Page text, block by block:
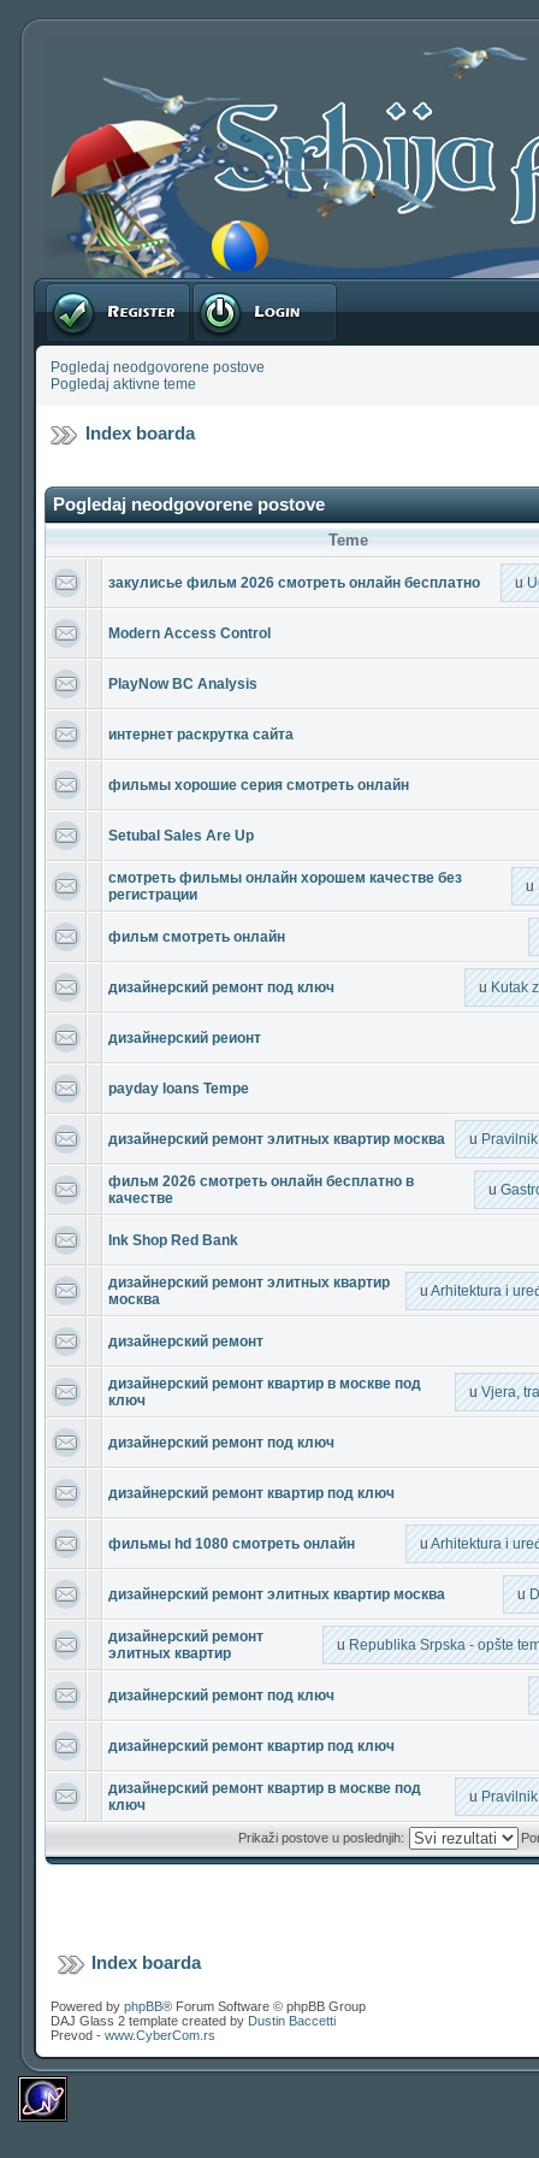
Registruj se Prijavite se
Pogledaj neodgovorene postove
Pogledaj aktivne teme
Index boarda
Pogledaj neodgovorene postove
Teme
закулисье фильм 2026 смотреть онлайн бесплатно u
Modern Access Control
PlayNow BC Analysis
интернет раскрутка сайта
фильмы хорошие серия смотреть онлайн
Setubal Sales Are Up
смотреть фильмы онлайн хорошем качестве без
регистрации
u
фильм смотреть онлайн
дизайнерский ремонт под ключ uKutak
дизайнерский реионт
payday loans Tempe
дизайнерский ремонт элитных квартир москва u
фильм 2026 смотреть онлайн бесплатно в
качестве
u
Ink Shop Red Bank
дизайнерский ремонт элитных квартир
москва
uArhitektura i
дизайнерский ремонт
дизайнерский ремонт квартир в москве под
ключ
uVjera,
дизайнерский ремонт под ключ
дизайнерский ремонт квартир под ключ
фильмы hd 1080 смотреть онлайн uArhitektura i
дизайнерский ремонт элитных квартир москва u
дизайнерский ремонт
элитных квартир
uRepublika Srpska - opšte
дизайнерский ремонт под ключ
дизайнерский ремонт квартир под ключ
дизайнерский ремонт квартир в москве под
ключ
u
Prikaži postove u poslednjih:
Index boarda
Powered by phpBB® Forum Software © phpBB Group
DAJ Glass 2 template created by Dustin Baccetti
Prevod - www.CyberCom.rs